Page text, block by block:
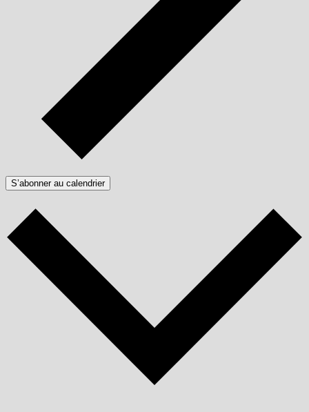
S’abonner au calendrier